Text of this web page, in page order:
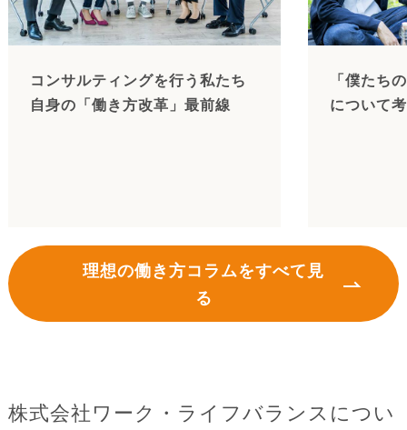
コンサルティングを行う私たち
自身の「働き方改革」最前線
「僕たち
について
理想の働き方コラムをすべて見
る
株式会社ワーク・ライフバランスについ